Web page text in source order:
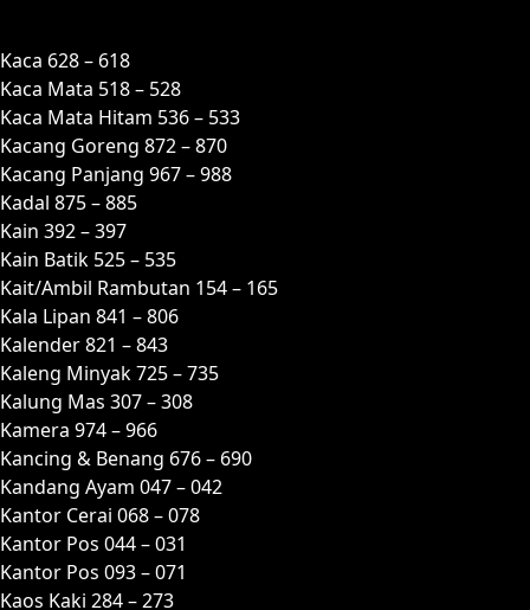
Kaca 628 – 618
Kaca Mata 518 – 528
Kaca Mata Hitam 536 – 533
Kacang Goreng 872 – 870
Kacang Panjang 967 – 988
Kadal 875 – 885
Kain 392 – 397
Kain Batik 525 – 535
Kait/Ambil Rambutan 154 – 165
Kala Lipan 841 – 806
Kalender 821 – 843
Kaleng Minyak 725 – 735
Kalung Mas 307 – 308
Kamera 974 – 966
Kancing & Benang 676 – 690
Kandang Ayam 047 – 042
Kantor Cerai 068 – 078
Kantor Pos 044 – 031
Kantor Pos 093 – 071
Kaos Kaki 284 – 273